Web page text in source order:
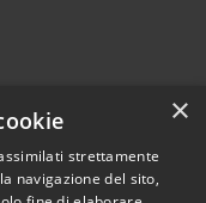
×
strettamente
navigazione del sito,